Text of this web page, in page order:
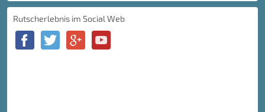
Rutscherlebnis im Social Web